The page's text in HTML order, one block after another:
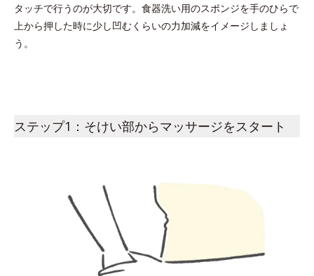
タッチで行うのが大切です。食器洗い用のスポンジを手のひらで
上から押した時に少し凹むくらいの力加減をイメージしましょ
う。
ステップ1：そけい部からマッサージをスタート